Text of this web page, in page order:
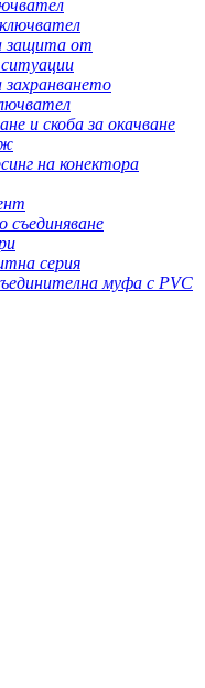
защита от
ситуации
и скоба за окачване
на конектора
съединяване
серия
муфа с PVC